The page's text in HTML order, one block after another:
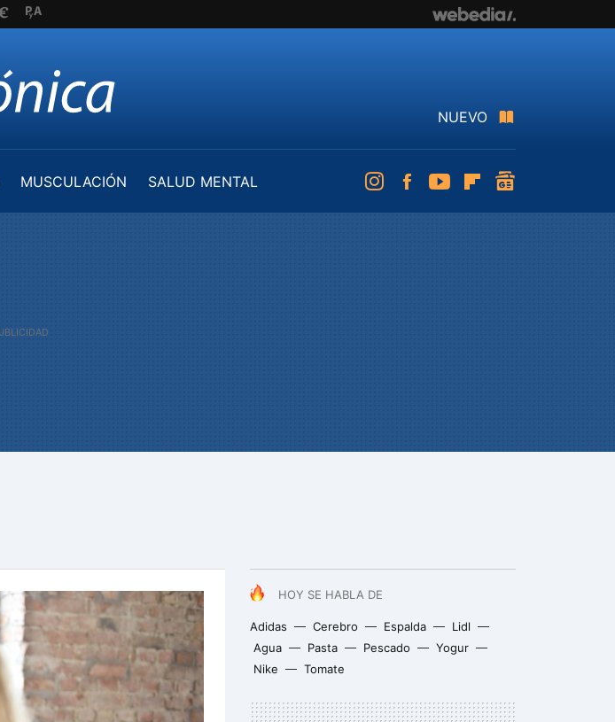
NUEVO
MUSCULACIÓN
SALUD MENTAL
InstagramFacebookYoutubeFlipboard
HOY SE HABLA DE
Adidas Cerebro Espalda
Lidl
Agua
Pasta Pescado
Yogur
Nike
Tomate